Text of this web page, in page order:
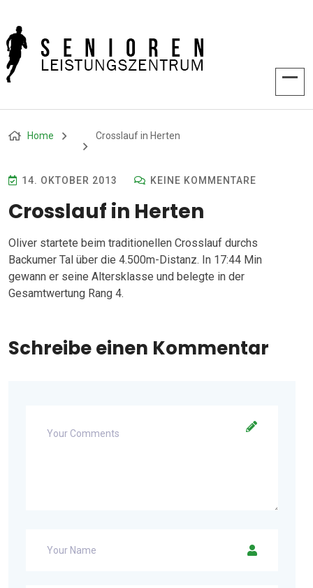
Home Crosslauf in Herten
14. OKTOBER 2013 KEINE KOMMENTARE
Crosslauf in Herten
Oliver startete beim traditionellen Crosslauf durchs
Backumer Tal über die 4.500m-Distanz. In 17:44 Min
gewann er seine Altersklasse und belegte in der
Gesamtwertung Rang 4.
Schreibe einen Kommentar